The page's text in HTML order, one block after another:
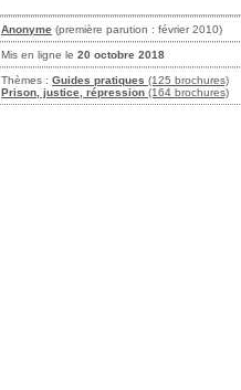
Anonyme (première parution : février 2010)
Mis en ligne le 20 octobre 2018
Thèmes : Guides pratiques (125 brochures)
Prison, justice, répression (164 brochures)